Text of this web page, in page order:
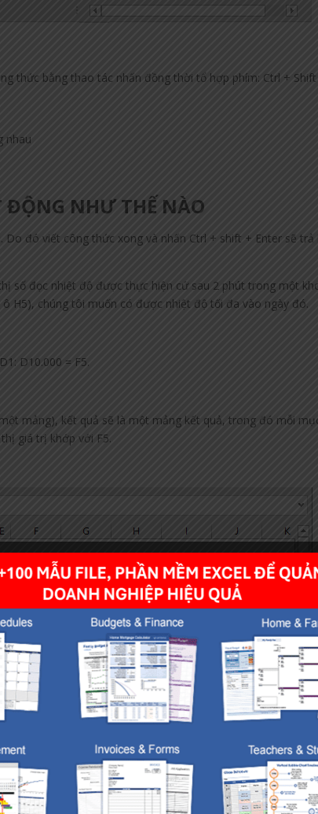
thức bằng thao tác nhấn đồng thời tổ hợp phím: Ctrl +
nhau
ĐỘNG NHƯ THẾ NÀO
đó viết công thức xong và nhấn Ctrl + shift + Enter sẽ trả
số đọc nhiệt độ được thực hiện cứ sau 2 phút trong một
H5), chúng tôi muốn có được nhiệt độ tối đa vào ngày đó.
D10.000 = F5.
mảng), kết quả sẽ là một mảng kết quả, trong đó mỗi
giá trị khớp với F5.